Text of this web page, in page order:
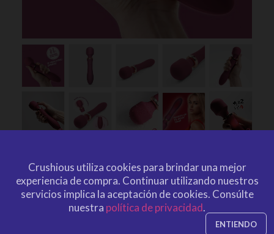
VARITA DE MASAJE DUAL JINX
Crushious utiliza cookies para brindar una mejor
experiencia de compra. Continuar utilizando nuestros
servicios implica la aceptación de cookies. Consúlte
nuestra política de privacidad.
ENTIENDO